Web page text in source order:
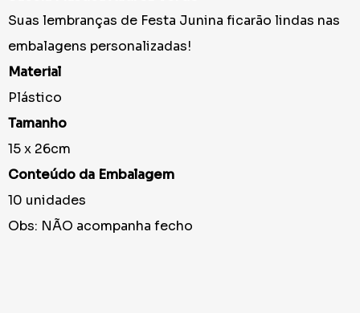
Suas lembranças de Festa Junina ficarão lindas nas
embalagens personalizadas!
Material
Plástico
Tamanho
15 x 26cm
Conteúdo da Embalagem
10 unidades
Obs: NÃO acompanha fecho